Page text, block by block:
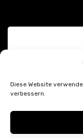
Diese Website
verbessern.